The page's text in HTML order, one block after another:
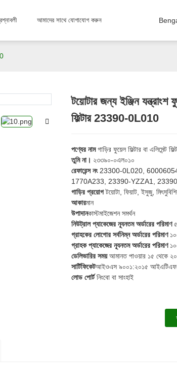
আমাদের সাথে যোগাযোগ করুন
Loading...
Loading...
টয়োটার জন্য ইঞ্জিন যন্ত্রাংশ
ফিল্টার 23390-0L010
পণ্যের নামগাড়ির ফুয়েল ফিল্টার বা এলিমেন্ট
তুমি না। ২৩৩৯০-০এল০১০
রেফারেন্স নং23300-0L020,
1770A233, 23390-YZZA1,
গাড়ির প্রয়োগটয়োটা, ফিয়াট, ইসুজু,
আকারমান
উপাদানকাস্টমাইজেশন সমর্থন
নিউট্রাল প্যাকেজের ন্যূনতম অর্ডারের পরিমাণ
গ্রাহকের লোগোর সর্বনিম্ন অর্ডারের পরিমাণ
গ্রাহক প্যাকেজের ন্যূনতম অর্ডারের পরিমাণ
ডেলিভারির সময়আমানত পাওয়ার ১৫ থেকে ২০
সার্টিফিকেটআইওএস ৯০০১:২০১৫
লোড পোর্টনিংবো বা সাংহাই